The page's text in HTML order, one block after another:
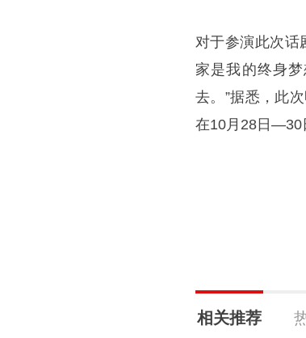
对于参演此次话
家是我的终身
去。”据悉，此
在10月28日—30
相关推荐